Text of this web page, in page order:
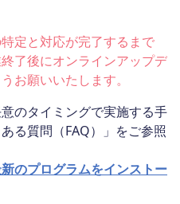
定と対応が完了するまで
了後にオンラインアップデ
お願いいたします。
のタイミングで実施する手
る質問（FAQ）」をご参照
のプログラムをインストー